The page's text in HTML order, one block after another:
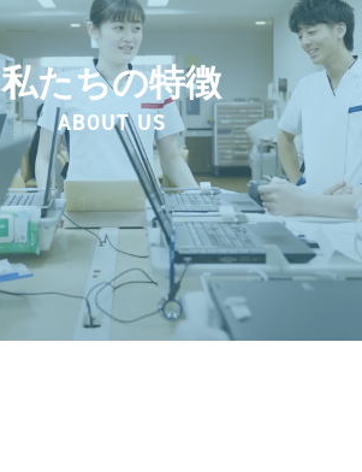
私たちの特徴
ABOUT US